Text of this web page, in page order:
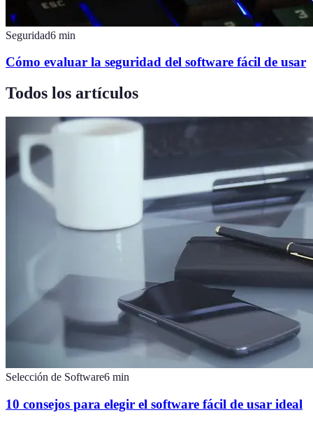
Seguridad6 min
Cómo evaluar la seguridad del software fácil de usar
Todos los artículos
Selección de Software6 min
10 consejos para elegir el software fácil de usar ideal